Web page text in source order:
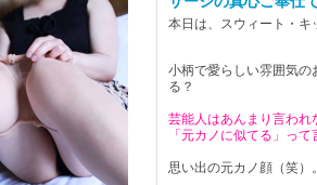
本日は、スウィート・キ
小柄で愛らしい雰囲気
る？
芸能人はあんまり言わ
「元カノに似てる」っ
思い出の元カノ顔（笑）